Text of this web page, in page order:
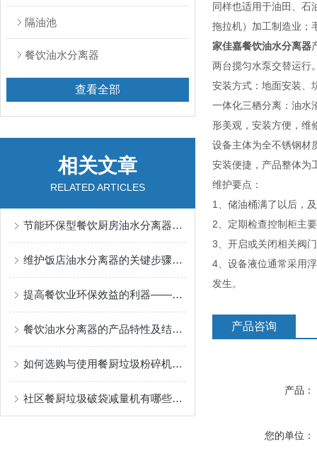
隔油池
餐饮油水分离器
查看全部
相关文章
RELATED ARTICLES
节能环保型餐饮厨房油水分离器的优势分析
维护饭店油水分离器的关键步骤有哪些？
提高餐饮业环保效益的利器——餐饮油水分离器
餐饮油水分离器的产品特性及结构的优势表现
如何选购与使用餐厨垃圾粉碎机的指南与技巧
社区餐厨垃圾破袋减量机有哪些应用
同样也适用于油田、石
拖拉机）加工制造业；
家佳嘉餐饮油水分离器
两台搅匀水泵交替运行
安装方式：地面安装、
一体化三栖分离：油水
形美观，安装方便，维
设备主体为全不锈钢材
安装便捷，产品整体为
维护要点：
1、储油桶满了以后，
2、定期检查控制柜主
3、开启或关闭相关阀
4、设备液位通常采用
发生。
产品咨询
产品：
您的单位：